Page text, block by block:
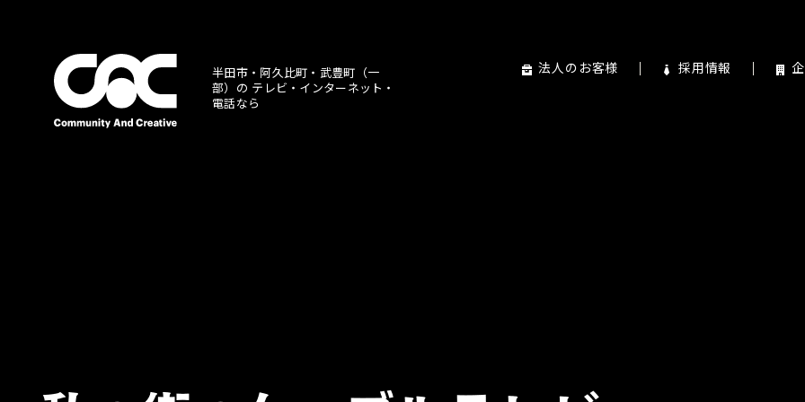
半田市・阿久比町・武豊町（一
部）の テレビ・インターネット・
電話なら
法人のお客様 採用情報